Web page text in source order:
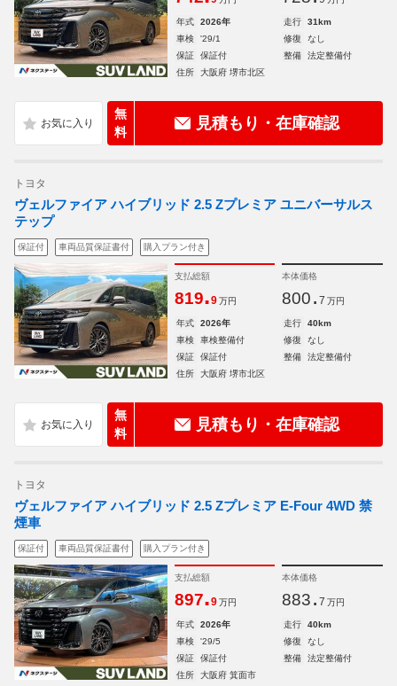
年式 2026年 走行
31km
車検
'29/1 修復
なし
保証
保証付 整備
法定整備付
住所
大阪府 堺市北区
無
料
見積もり・在庫確認
トヨタ
ヴェルファイア ハイブリッド 2.5 Zプレミア ユニバーサルス
テップ
保証付 車両品質保証書付 購入プラン付き
支払総額
819.9 万円
本体価格
800. 7 万円
年式 2026年 走行
40km
車検
車検整備付 修復
なし
保証
保証付 整備
法定整備付
住所
大阪府 堺市北区
無
料
見積もり・在庫確認
トヨタ
ヴェルファイア ハイブリッド 2.5 Zプレミア E-Four 4WD 禁
煙車
保証付 車両品質保証書付 購入プラン付き
支払総額
897.9 万円
本体価格
883. 7 万円
年式 2026年 走行
40km
車検
'29/5 修復
なし
保証
保証付 整備
法定整備付
住所
大阪府 箕面市